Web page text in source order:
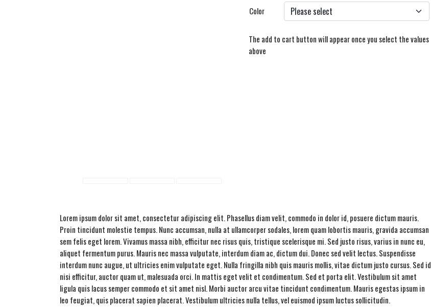
Color
The add to cart button will appear once you select the values
above
Lorem ipsum dolor sit amet, consectetur adipiscing elit. Phasellus diam velit, commodo in dolor id, posuere dictum mauris.
Proin tincidunt molestie tempus. Nunc accumsan, nulla at ullamcorper sodales, lorem quam lobortis mauris, gravida accumsan
sem felis eget lorem. Vivamus massa nibh, efficitur nec risus quis, tristique scelerisque mi. Sed justo risus, varius in nunc eu,
aliquet fermentum purus. Mauris nec massa vulputate, interdum diam ac, dictum dui. Donec sed velit lectus. Suspendisse
interdum nunc augue, ut ultricies enim vulputate eget. Nulla fringilla nibh quis mauris mollis, vitae dictum justo cursus. Sed id
nisi efficitur, auctor quam ut, malesuada orci. In mattis eget velit et condimentum. Sed et porta elit. Vestibulum sit amet
ligula quis lacus semper commodo et sit amet nisl. Morbi auctor arcu vitae tincidunt condimentum. Mauris egestas ipsum in
leo feugiat, quis placerat sapien placerat. Vestibulum ultricies nulla tellus, vel euismod ipsum luctus sollicitudin.